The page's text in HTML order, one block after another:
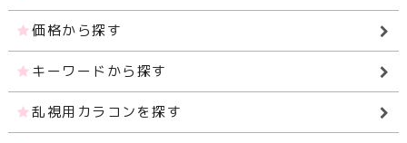
価格から探す
キーワードから探す
乱視用カラコンを探す